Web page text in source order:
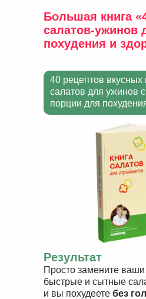
40 рецептов
салатов для ужинов
порции для
Большая книга
салатов-ужинов
похудения и
Результат
Просто замените
быстрые и сытные
и вы похудеете без